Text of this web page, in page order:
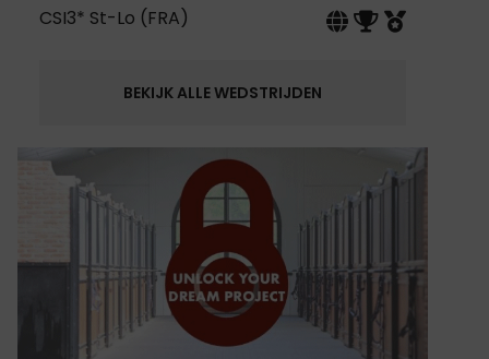
CSI3* St-Lo (FRA)
BEKIJK ALLE WEDSTRIJDEN